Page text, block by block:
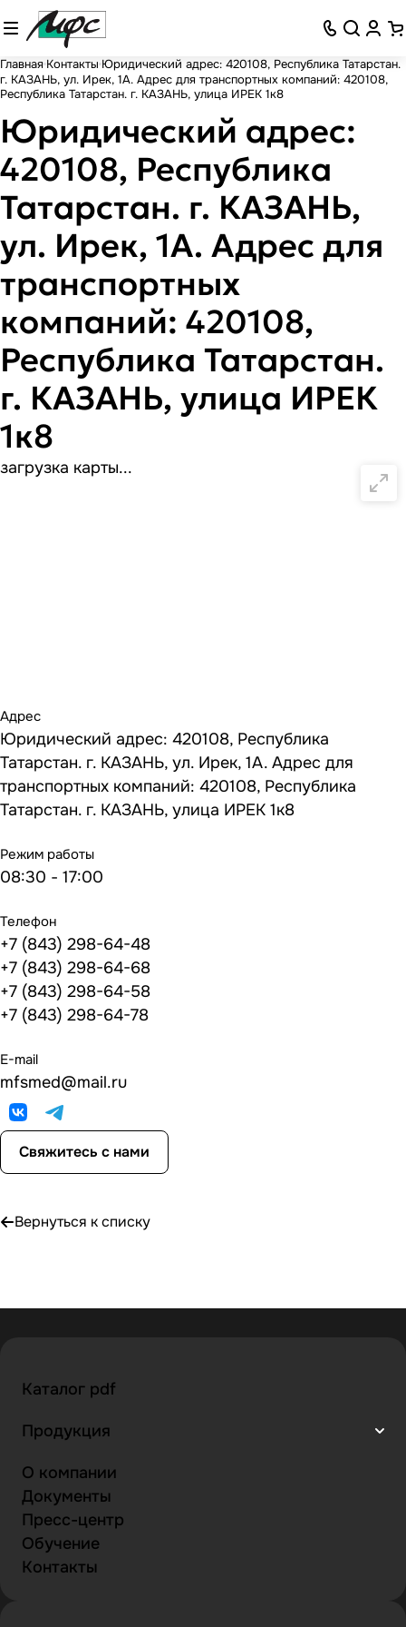
Главная Контакты Юридический адрес: 420108, Республика Татарстан.
г. КАЗАНЬ, ул. Ирек, 1А. Адрес для транспортных компаний: 420108,
Республика Татарстан. г. КАЗАНЬ, улица ИРЕК 1к8
Юридический адрес:
420108, Республика
Татарстан. г. КАЗАНЬ,
ул. Ирек, 1А. Адрес для
транспортных
компаний: 420108,
Республика Татарстан.
г. КАЗАНЬ, улица ИРЕК
1к8
Адрес
Юридический адрес: 420108, Республика
Татарстан. г. КАЗАНЬ, ул. Ирек, 1А. Адрес для
транспортных компаний: 420108, Республика
Татарстан. г. КАЗАНЬ, улица ИРЕК 1к8
Режим работы
08:30 - 17:00
Телефон
+7 (843) 298-64-48
+7 (843) 298-64-68
+7 (843) 298-64-58
+7 (843) 298-64-78
E-mail
mfsmed@mail.ru
Свяжитесь с нами
загрузка карты...
Вернуться к списку
Каталог pdf
Продукция
О компании
Документы
Пресс-центр
Обучение
Контакты